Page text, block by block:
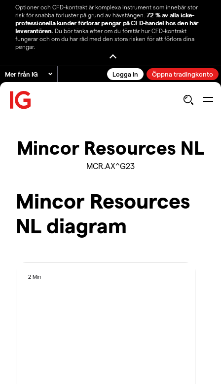
Optioner och CFD-kontrakt är komplexa instrument som innebär stor
risk för snabba förluster på grund av hävstången. 72 % av alla icke-
professionella kunder förlorar pengar på CFD-handel hos den här
leverantören. Du bör tänka efter om du förstår hur CFD-kontrakt
fungerar och om du har råd med den stora risken för att förlora dina
pengar.
Mer från IG Logga in Öppna tradingkonto
Mincor Resources NL
MCR.AX^G23
Mincor Resources
NL diagram
2 Min